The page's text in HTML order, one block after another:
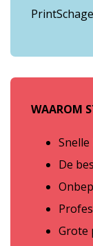
WAAROM
De
Grote